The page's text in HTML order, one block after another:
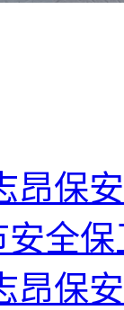
昂保
全
昂保